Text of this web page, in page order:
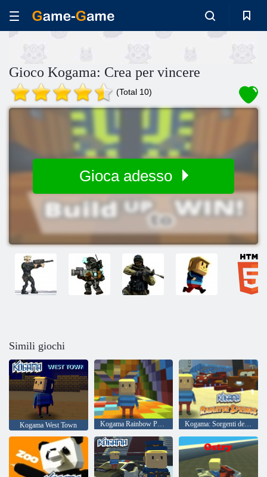
Gioco Kogama: Crea per vincere
(Total 10)
Gioca adesso
Simili giochi
Kogama West Town Kogama Rainbow Parkour Kogama: Sorgenti del radiatore